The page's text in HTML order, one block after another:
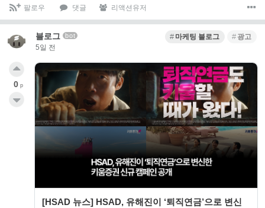
팔로우 댓글 리액션유저
블로그 bot
5일 전
마케팅 블로그 광고
[HSAD 뉴스] HSAD, 유해진이 ‘퇴직연금’으로 변신
0 p